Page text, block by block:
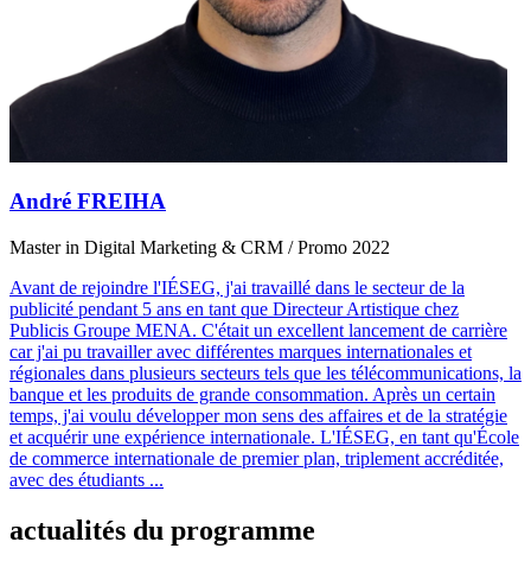
André FREIHA
Master in Digital Marketing & CRM / Promo 2022
Avant de rejoindre l'IÉSEG, j'ai travaillé dans le secteur de la
publicité pendant 5 ans en tant que Directeur Artistique chez
Publicis Groupe MENA. C'était un excellent lancement de carrière
car j'ai pu travailler avec différentes marques internationales et
régionales dans plusieurs secteurs tels que les télécommunications, la
banque et les produits de grande consommation. Après un certain
temps, j'ai voulu développer mon sens des affaires et de la stratégie
et acquérir une expérience internationale. L'IÉSEG, en tant qu'École
de commerce internationale de premier plan, triplement accréditée,
avec des étudiants ...
actualités du programme